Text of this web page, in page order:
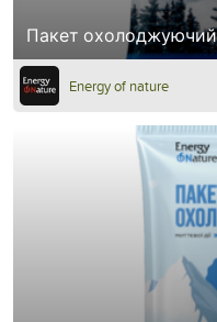
Пакет охолоджуючий
Energy of nature